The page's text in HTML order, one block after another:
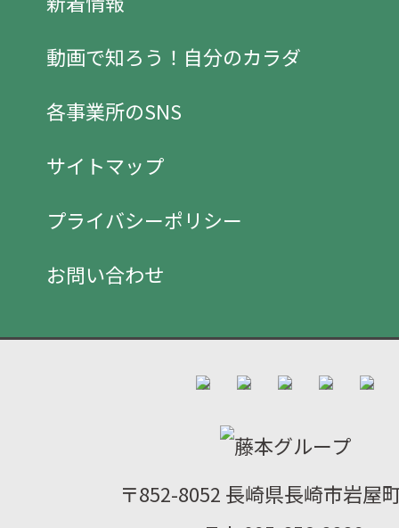
動画で知ろう！自分のカラダ
各事業所のSNS
サイトマップ
プライバシーポリシー
お問い合わせ
〒852-8052 長崎県長崎市岩屋